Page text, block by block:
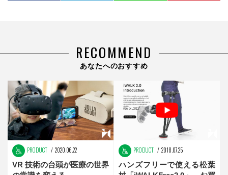
RECOMMEND
あなたへのおすすめ
PRODUCT 2020.06.22
VR 技術の台頭が医療の世界
PRODUCT 2018.07.25
ハンズフリーで使える松葉